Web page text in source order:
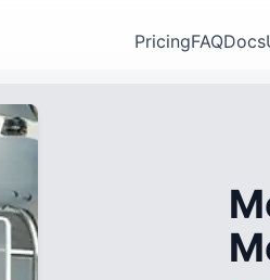
PricingFAQDocs